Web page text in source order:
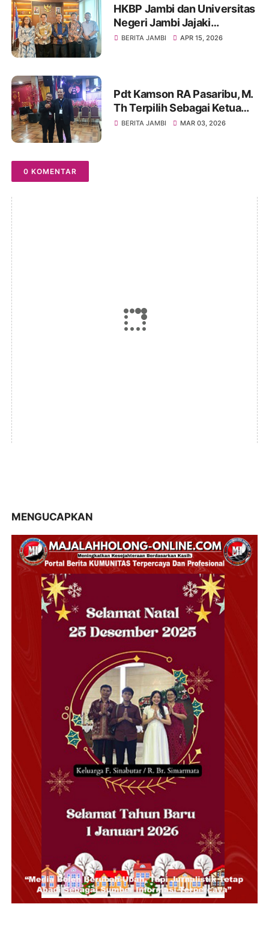
HKBP Jambi dan Universitas
Negeri Jambi Jajaki
Kolaborasi Strategis
BERITA JAMBI APR 15, 2026
Pdt Kamson RA Pasaribu, M.
Th Terpilih Sebagai Ketua
Umum PGIW Jambi Periode
BERITA JAMBI MAR 03, 2026
0 KOMENTAR
MENGUCAPKAN